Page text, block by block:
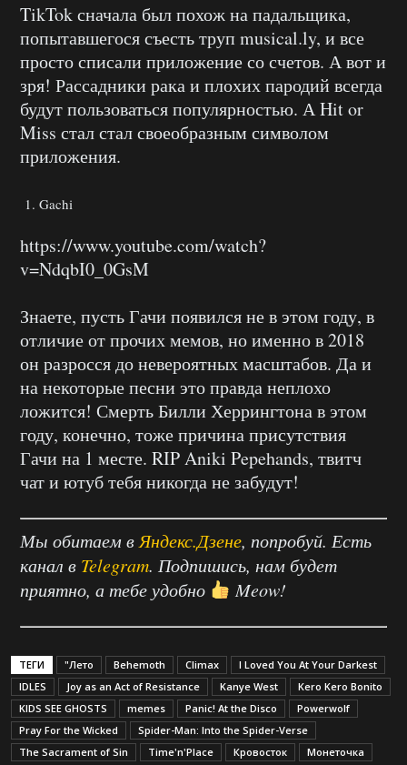
TikTok сначала был похож на падальщика,
попытавшегося съесть труп musical.ly, и все
просто списали приложение со счетов. А вот и
зря! Рассадники рака и плохих пародий всегда
будут пользоваться популярностью. А Hit or
Miss стал стал своеобразным символом
приложения.
Gachi
https://www.youtube.com/watch?
v=NdqbI0_0GsM
Знаете, пусть Гачи появился не в этом году, в
отличие от прочих мемов, но именно в 2018
он разросся до невероятных масштабов. Да и
на некоторые песни это правда неплохо
ложится! Смерть Билли Херрингтона в этом
году, конечно, тоже причина присутствия
Гачи на 1 месте. RIP Aniki Pepehands, твитч
чат и ютуб тебя никогда не забудут!
Мы обитаем в Яндекс.Дзене, попробуй. Есть
канал в Telegram. Подпишись, нам будет
приятно, а тебе удобно
Meow!
ТЕГИ "Лето Behemoth Climax
I Loved You At Your Darkest
IDLES
Joy as an Act of Resistance Kanye West
Kero Kero Bonito
KIDS SEE GHOSTS
memes Panic! At the Disco
Powerwolf
Pray For the Wicked
Spider-Man: Into the Spider-Verse
The Sacrament of Sin
Time'n'Place Кровосток
Монеточка